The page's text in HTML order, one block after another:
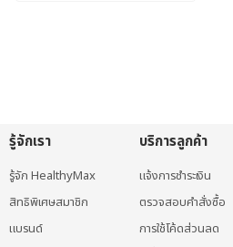
options
may
be
on
รู้จักเรา
รู้จัก HealthyMax
สิทธิพิเศษสมาชิก
แบรนด์
บริการลูกค้า
แจ้งการชำระเงิน
ตรวจสอบคำสั่งซื้อ
การใช้โค้ดส่วนลด